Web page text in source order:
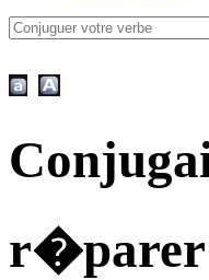
r�parer